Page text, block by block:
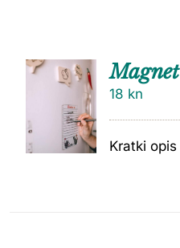
Magnet
18 kn
Kratki opis